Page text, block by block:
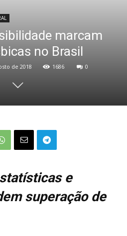
marcam
no Brasil
de 2018 1686 0
e
superação de